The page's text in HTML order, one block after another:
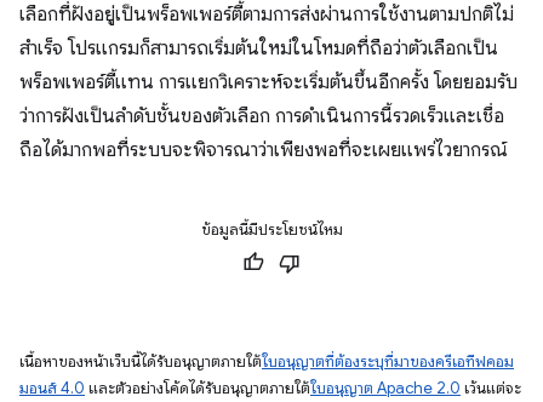
เลือกที่ฝังอยู่เป็นพร็อพเพอร์ตี้ตามการส่งผ่านการใช้งานตามปกติไม่
สำเร็จ โปรแกรมก็สามารถเริ่มต้นใหม่ในโหมดที่ถือว่าตัวเลือกเป็น
พร็อพเพอร์ตี้แทน การแยกวิเคราะห์จะเริ่มต้นขึ้นอีกครั้ง โดยยอมรับ
ว่าการฝังเป็นลําดับชั้นของตัวเลือก การดำเนินการนี้รวดเร็วและเชื่อ
ถือได้มากพอที่ระบบจะพิจารณาว่าเพียงพอที่จะเผยแพร่ไวยากรณ์
ข้อมูลนี้มีประโยชน์ไหม
เนื้อหาของหน้าเว็บนี้ได้รับอนุญาตภายใต้ใบอนุญาตที่ต้องระบุที่มาของครีเอทีฟคอม
มอนส์ 4.0 และตัวอย่างโค้ดได้รับอนุญาตภายใต้ใบอนุญาต Apache 2.0 เว้นแต่จะ